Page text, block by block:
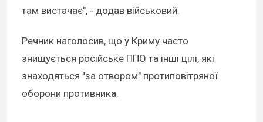
там вистачає", - додав військовий.
Речник наголосив, що у Криму часто
знищується російське ППО та інші цілі, які
знаходяться "за отвором" протиповітряної
оборони противника.